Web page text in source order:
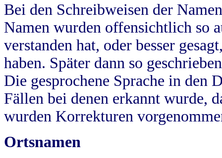
Bei den Schreibweisen der
Namen wurden offensichtlich so
verstanden hat, oder besser
haben. Später dann so
Die gesprochene Sprache in
Fällen bei denen erkannt wurde,
wurden Korrekturen
Ortsnamen